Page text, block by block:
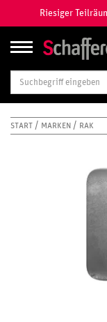
Riesiger
START MARKEN RAK